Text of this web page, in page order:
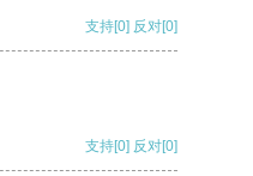
支持[0] 反对[0]
支持[0] 反对[0]